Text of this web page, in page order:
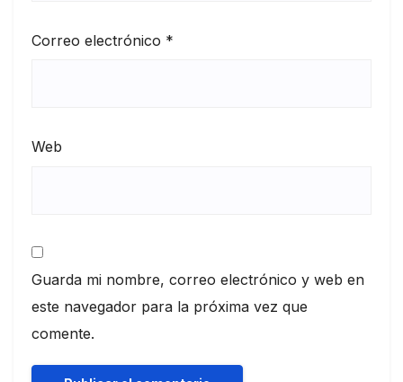
Correo electrónico *
Web
Guarda mi nombre, correo electrónico y web en
este navegador para la próxima vez que
comente.